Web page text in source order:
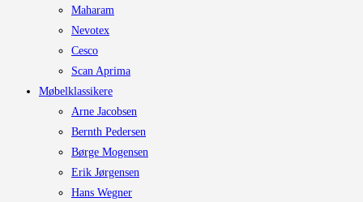
Maharam
Nevotex
Cesco
Scan Aprima
Møbelklassikere
Arne Jacobsen
Bernth Pedersen
Børge Mogensen
Erik Jørgensen
Hans Wegner